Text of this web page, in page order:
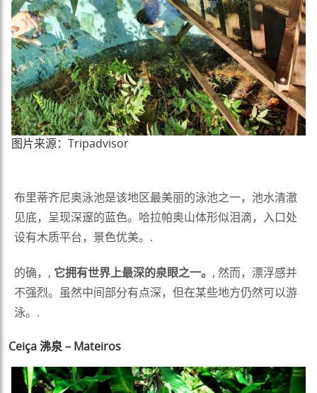
图片来源：Tripadvisor
布里蒂齐尼奥泳池是该地区最美丽的泳池之一，池水清澈
见底，呈现深邃的蓝色。哈拉帕奥山体形似泪滴，入口处
设有木质平台，景色优美。.
的确，, 它拥有世界上最深的泉眼之一。 , 然而，漂浮感并
不强烈。虽然中间部分有点深，但在某些地方仍然可以游
泳。.
Ceiça 沸泉 – Mateiros